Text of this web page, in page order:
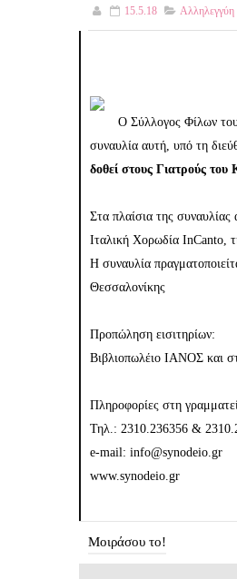
15.5.18 Αλληλεγγύη
Ο Σύλλογος Φίλων
συναυλία αυτή, υπό τη
δοθεί στους Γιατρούς του
Στα πλαίσια της
Ιταλική Χορωδία InCanto,
Η συναυλία
Θεσσαλονίκης
Προπώληση εισιτηρίων:
Βιβλιοπωλέιο ΙΑΝΟΣ και
Πληροφορίες στη
Τηλ.: 2310.236356 &
e-mail: info@synodeio.gr
www.synodeio.gr
Μοιράσου το!